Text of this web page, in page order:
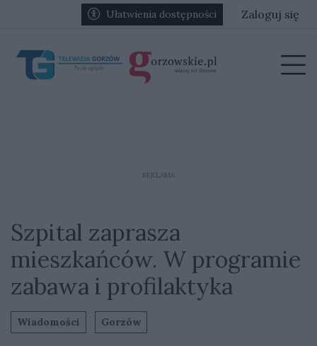
Przejdź do głównych treści
Przejdź do głównego menuUłatwienia dostępności Zaloguj się
REKLAMA
Szpital zaprasza
mieszkańców. W programie
zabawa i profilaktyka
Wiadomości Gorzów